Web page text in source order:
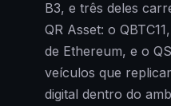
B3, e três deles
QR Asset: o
de Ethereum, e o
veículos que
digital dentro do